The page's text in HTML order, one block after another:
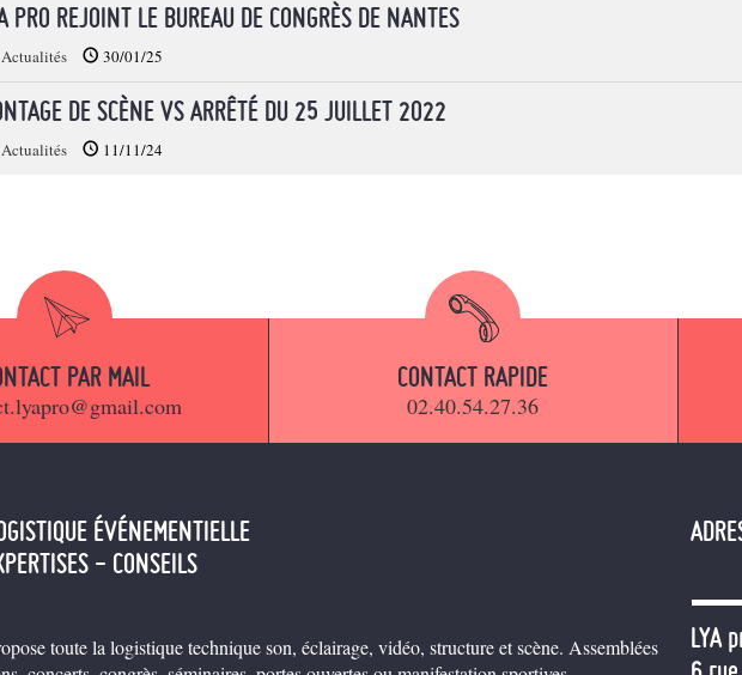
PRO REJOINT LE BUREAU DE CONGRÈS DE NANTES
Actualités 30/01/25
DE SCÈNE VS ARRÊTÉ DU 25 JUILLET 2022
Actualités 11/11/24
PAR MAIL CONTACT RAPIDE
02.40.54.27.36
ÉVÉNEMENTIELLE
- CONSEILS
toute la logistique technique son, éclairage, vidéo, structure et scène. Assemblées
LYA